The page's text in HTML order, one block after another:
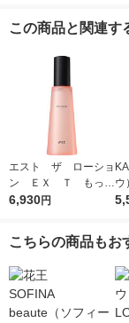
この商品と関連す
エスト ザ ローショ
ン ＥＸ Ｔ もっち
りハリ弾力のある肌に
6,930円
ウ） スキン ハ
イ
こちらの商品もお